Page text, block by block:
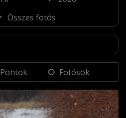
Pontok Fotósok